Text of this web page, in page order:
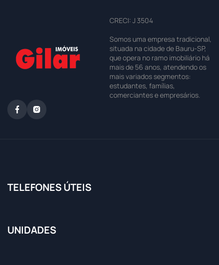
CRECI: J 3504
Somos uma empresa tradicional,
situada na cidade de Bauru-SP,
que opera no ramo imobiliário há
mais de 56 anos, atendendo os
mais variados segmentos:
estudantes, famílias,
comerciantes e empresários.
TELEFONES ÚTEIS
UNIDADES